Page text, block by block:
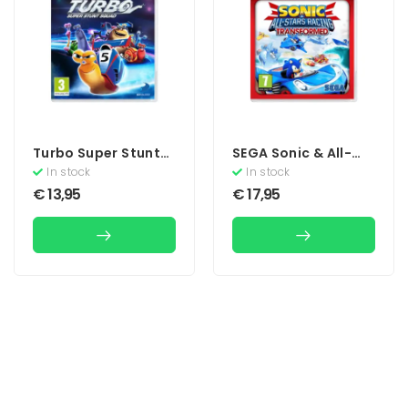
Turbo Super Stunt
Squad
In stock
€13,95
SEGA Sonic & All-
Stars Racing
Transformed
(Essentials)
In stock
€17,95